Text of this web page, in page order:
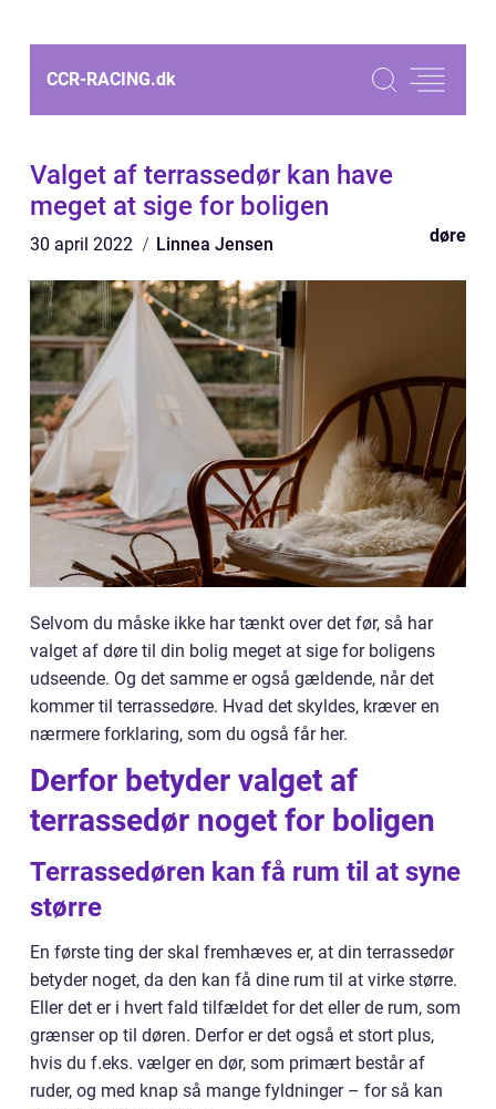
CCR-RACING.dk
Valget af terrassedør kan have
meget at sige for boligen
30 april 2022 Linnea Jensen døre
Selvom du måske ikke har tænkt over det før, så har
valget af døre til din bolig meget at sige for boligens
udseende. Og det samme er også gældende, når det
kommer til terrassedøre. Hvad det skyldes, kræver en
nærmere forklaring, som du også får her.
Derfor betyder valget af
terrassedør noget for boligen
Terrassedøren kan få rum til at syne
større
En første ting der skal fremhæves er, at din terrassedør
betyder noget, da den kan få dine rum til at virke større.
Eller det er i hvert fald tilfældet for det eller de rum, som
grænser op til døren. Derfor er det også et stort plus,
hvis du f.eks. vælger en dør, som primært består af
ruder, og med knap så mange fyldninger – for så kan